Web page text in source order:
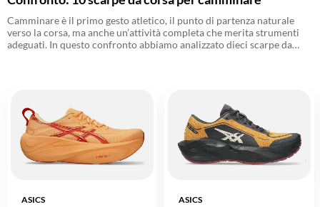
Camminare è il primo gesto atletico, il punto di partenza naturale
verso la corsa, ma anche un’attività completa che merita strumenti
adeguati. In questo confronto abbiamo analizzato dieci scarpe da
ASICS ASICS